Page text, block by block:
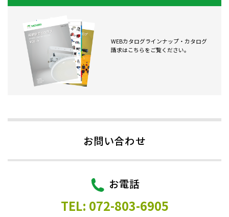
WEBカタログラインナップ・カタログ
請求はこちらをご覧ください。
お問い合わせ
お電話
TEL: 072-803-6905